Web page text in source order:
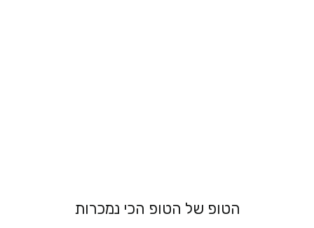
הטופ של הטופ הכי נמכרות